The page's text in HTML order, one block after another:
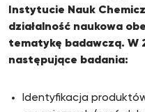
Instytucie Nauk
działalność naukowa
tematykę badawczą. W
następujące badania:
Identyfikacja